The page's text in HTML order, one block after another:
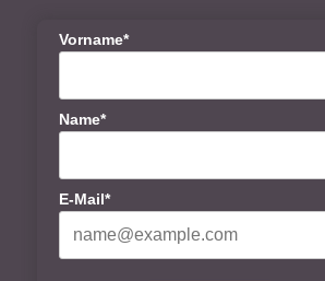
Vorname*
Name*
E-Mail*